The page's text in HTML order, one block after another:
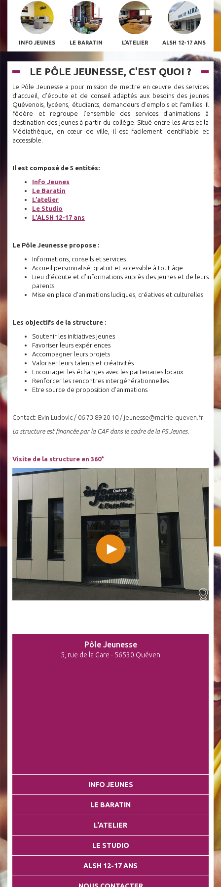
INFO JEUNES LE BARATIN L’ATELIER ALSH 12-17 ANS
LE PÔLE JEUNESSE, C'EST QUOI ?
Le Pôle Jeunesse a pour mission de mettre en œuvre des services
d’accueil, d’écoute et de conseil adaptés aux besoins des jeunes
Quévenois, lycéens, étudiants, demandeurs d’emplois et familles. Il
fédère et regroupe l’ensemble des services d’animations à
destination des jeunes à partir du collège. Situé entre les Arcs et la
Médiathèque, en cœur de ville, il est facilement identifiable et
accessible.
Il est composé de 5 entités:
Info Jeunes
Le Baratin
L’atelier
Le Studio
L’ALSH 12-17 ans
Le Pôle Jeunesse propose :
Informations, conseils et services
Accueil personnalisé, gratuit et accessible à tout âge
Lieu d’écoute et d’informations auprès des jeunes et de leurs
parents
Mise en place d’animations ludiques, créatives et culturelles
Les objectifs de la structure :
Soutenir les initiatives jeunes
Favoriser leurs expériences
Accompagner leurs projets
Valoriser leurs talents et créativités
Encourager les échanges avec les partenaires locaux
Renforcer les rencontres intergénérationnelles
Etre source de proposition d’animations
Contact: Evin Ludovic / 06 73 89 20 10 / jeunesse@mairie-queven.fr
La structure est financée par la CAF dans le cadre de la PS Jeunes.
Visite de la structure en 360°
Pôle Jeunesse
5, rue de la Gare - 56530 Quéven
INFO JEUNES
LE BARATIN
L'ATELIER
LE STUDIO
ALSH 12-17 ANS